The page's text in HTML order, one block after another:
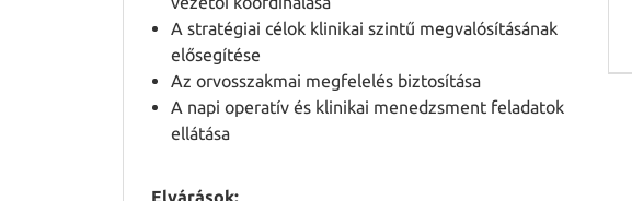
A stratégiai célok klinikai szintű megvalósításának
elősegítése
Az orvosszakmai megfelelés biztosítása
A napi operatív és klinikai menedzsment feladatok
ellátása
Elvárások: